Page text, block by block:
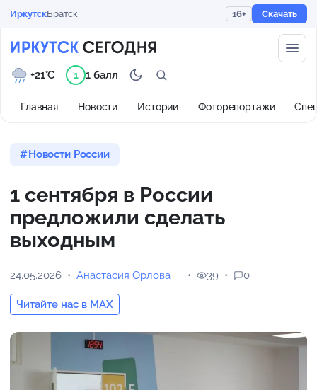
ИркутскБратск 16+ Скачать
Главная Новости Истории Фоторепортажи
+21°C 1 1 балл
Новости России
1 сентября в России
предложили сделать
выходным
24.05.2026 Анастасия Орлова
Читайте нас в MAX
39 0